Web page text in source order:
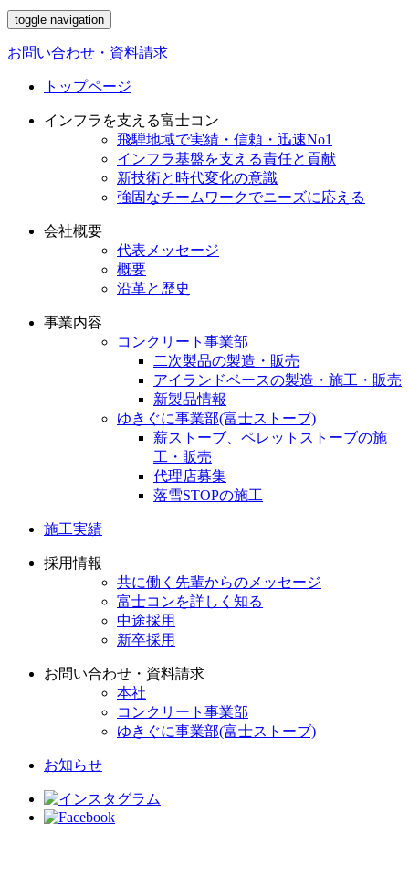
toggle navigation
お問い合わせ・資料請求
トップページ
インフラを支える富士コン
飛騨地域で実績・信頼・迅速No1
インフラ基盤を支える責任と貢献
新技術と時代変化の意識
強固なチームワークでニーズに応える
会社概要
代表メッセージ
概要
沿革と歴史
事業内容
コンクリート事業部
二次製品の製造・販売
アイランドベースの製造・施工・販売
新製品情報
ゆきぐに事業部(富士ストーブ)
薪ストーブ、ペレットストーブの施
工・販売
代理店募集
落雪STOPの施工
施工実績
採用情報
共に働く先輩からのメッセージ
富士コンを詳しく知る
中途採用
新卒採用
お問い合わせ・資料請求
本社
コンクリート事業部
ゆきぐに事業部(富士ストーブ)
お知らせ